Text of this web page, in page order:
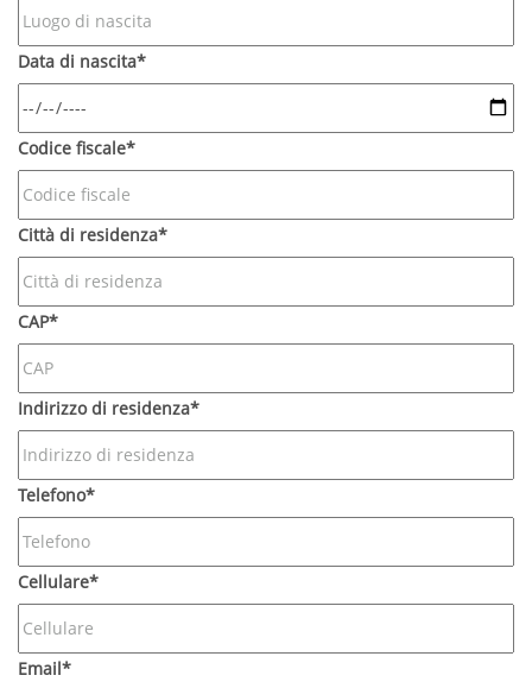
Data di nascita*
Codice fiscale*
Città di residenza*
CAP*
Indirizzo di residenza*
Telefono*
Cellulare*
Email*